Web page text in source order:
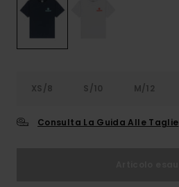
XS/8 S/10 M/12
Consulta La Guida Alle Taglie